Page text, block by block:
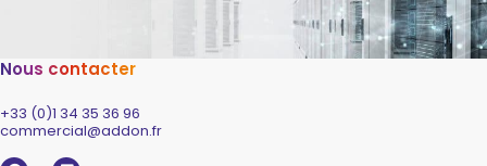
Nous contacter
+33 (0)1 34 35 36 96
commercial@addon.fr​